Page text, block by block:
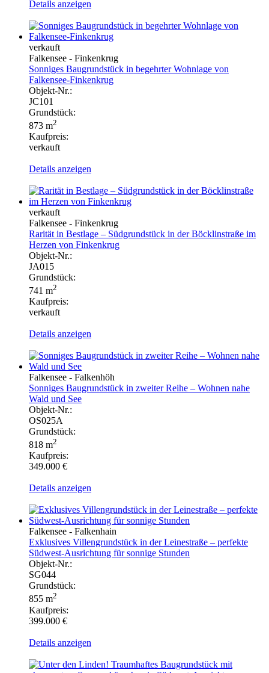
Details anzeigen
verkauft
Falkensee - Finkenkrug
Sonniges Baugrundstück in begehrter Wohnlage von
Falkensee-Finkenkrug
Objekt-Nr.:
JC101
Grundstück:
873 m2
Kaufpreis:
verkauft
Details anzeigen
verkauft
Falkensee - Finkenkrug
Rarität in Bestlage – Südgrundstück in der Böcklinstraße im
Herzen von Finkenkrug
Objekt-Nr.:
JA015
Grundstück:
741 m2
Kaufpreis:
verkauft
Details anzeigen
Falkensee - Falkenhöh
Sonniges Baugrundstück in zweiter Reihe – Wohnen nahe
Wald und See
Objekt-Nr.:
OS025A
Grundstück:
818 m2
Kaufpreis:
349.000 €
Details anzeigen
Falkensee - Falkenhain
Exklusives Villengrundstück in der Leinestraße – perfekte
Südwest-Ausrichtung für sonnige Stunden
Objekt-Nr.:
SG044
Grundstück:
855 m2
Kaufpreis:
399.000 €
Details anzeigen